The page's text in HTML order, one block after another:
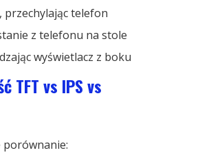
przechylając telefon
z telefonu na stole
wyświetlacz z boku
TFT vs IPS vs
porównanie: